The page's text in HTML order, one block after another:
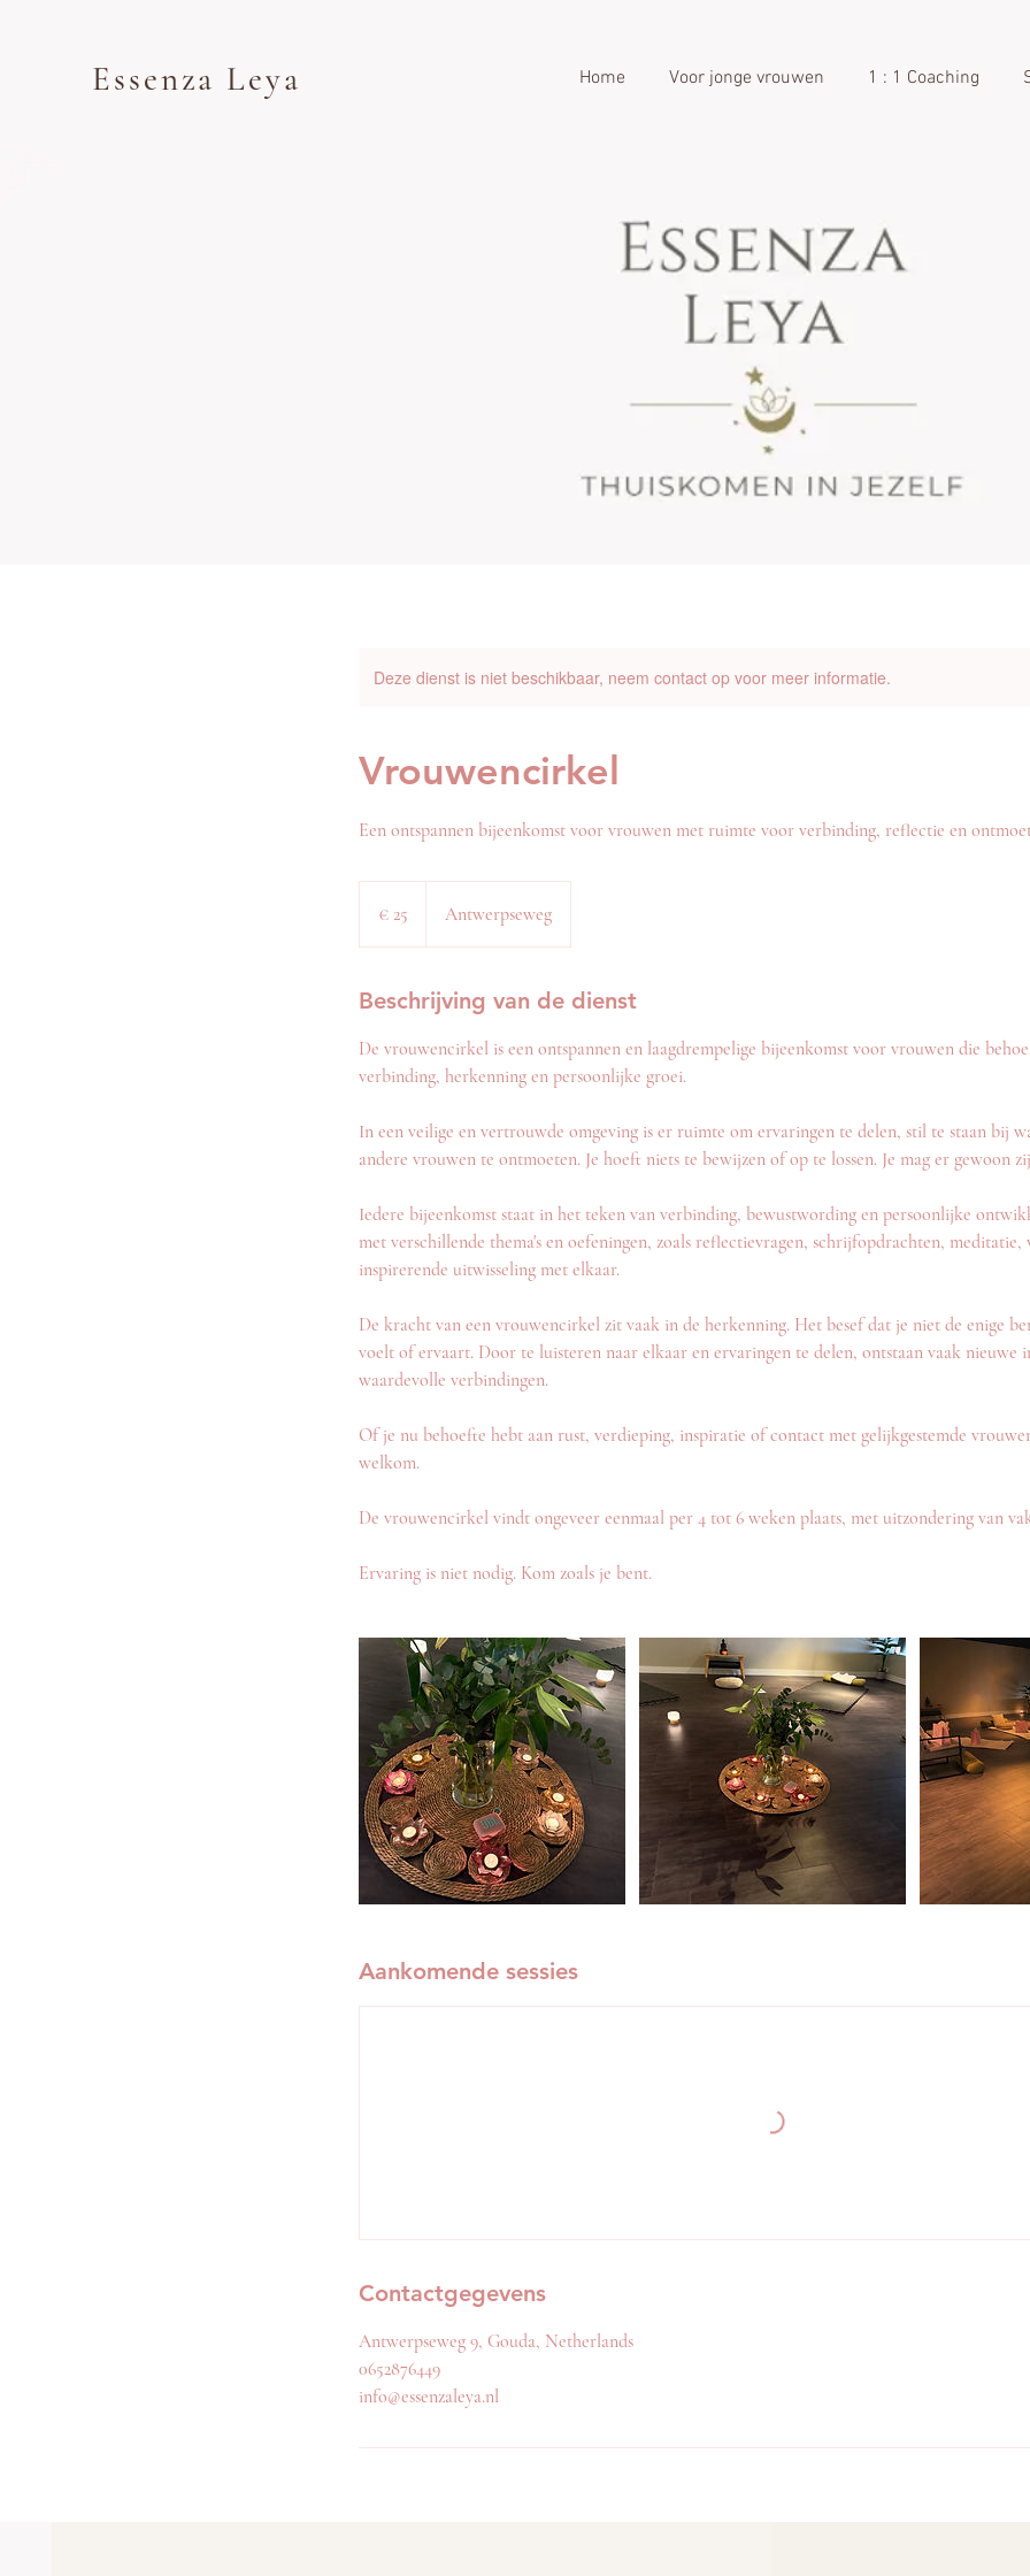
Essenza Leya Home Voor jonge vrouwen 1 : 1 Coaching
Deze dienst is niet beschikbaar, neem contact op voor meer informatie.
Vrouwencirkel
Een ontspannen bijeenkomst voor vrouwen met ruimte voor verbinding, reflectie en
€ 25 Antwerpseweg
Beschrijving van de dienst
De vrouwencirkel is een ontspannen en laagdrempelige bijeenkomst voor vrouwen die
verbinding, herkenning en persoonlijke groei.
In een veilige en vertrouwde omgeving is er ruimte om ervaringen te delen, stil te staan bij
andere vrouwen te ontmoeten. Je hoeft niets te bewijzen of op te lossen. Je mag er gewoon
Iedere bijeenkomst staat in het teken van verbinding, bewustwording en persoonlijke
met verschillende thema's en oefeningen, zoals reflectievragen, schrijfopdrachten, meditatie,
inspirerende uitwisseling met elkaar.
De kracht van een vrouwencirkel zit vaak in de herkenning. Het besef dat je niet de enige
voelt of ervaart. Door te luisteren naar elkaar en ervaringen te delen, ontstaan vaak nieuwe
waardevolle verbindingen.
Of je nu behoefte hebt aan rust, verdieping, inspiratie of contact met gelijkgestemde
welkom.
De vrouwencirkel vindt ongeveer eenmaal per 4 tot 6 weken plaats, met uitzondering van
Ervaring is niet nodig. Kom zoals je bent.
Aankomende sessies
Contactgegevens
Antwerpseweg 9, Gouda, Netherlands
0652876449
info@essenzaleya.nl